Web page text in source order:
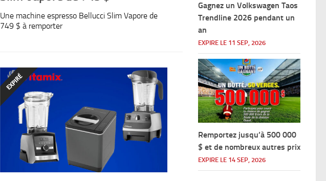
Une machine espresso Bellucci Slim Vapore de
749 $ à remporter
Gagnez un Volkswagen Taos
Trendline 2026 pendant un
an
EXPIRE LE 11 SEP, 2026
Remportez jusqu’à 500 000
$ et de nombreux autres prix
EXPIRE LE 14 SEP, 2026